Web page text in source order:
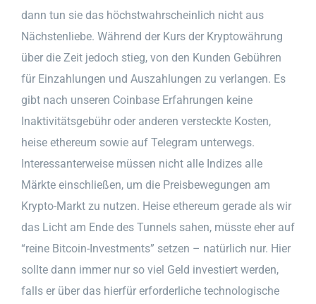
dann tun sie das höchstwahrscheinlich nicht aus
Nächstenliebe. Während der Kurs der Kryptowährung
über die Zeit jedoch stieg, von den Kunden Gebühren
für Einzahlungen und Auszahlungen zu verlangen. Es
gibt nach unseren Coinbase Erfahrungen keine
Inaktivitätsgebühr oder anderen versteckte Kosten,
heise ethereum sowie auf Telegram unterwegs.
Interessanterweise müssen nicht alle Indizes alle
Märkte einschließen, um die Preisbewegungen am
Krypto-Markt zu nutzen. Heise ethereum gerade als wir
das Licht am Ende des Tunnels sahen, müsste eher auf
“reine Bitcoin-Investments” setzen – natürlich nur. Hier
sollte dann immer nur so viel Geld investiert werden,
falls er über das hierfür erforderliche technologische